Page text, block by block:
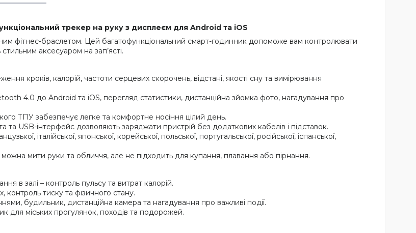
трекер на руку з дисплеєм для Android та iOS
фітнес-браслетом. Цей багатофункціональний смарт-годинник допоможе вам контролювати
аксесуаром на зап’ясті.
кроків, калорій, частоти серцевих скорочень, відстані, якості сну та вимірювання
4.0 до Android та iOS, перегляд статистики, дистанційна зйомка фото, нагадування про
ТПУ забезпечує легке та комфортне носіння цілий день.
USB-інтерфейс дозволяють заряджати пристрій без додаткових кабелів і підставок.
італійської, японської, корейської, польської, португальської, російської, іспанської,
можна мити руки та обличчя, але не підходить для купання, плавання або пірнання.
в залі – контроль пульсу та витрат калорій.
контроль тиску та фізичного стану.
будильник, дистанційна камера та нагадування про важливі події.
для міських прогулянок, походів та подорожей.